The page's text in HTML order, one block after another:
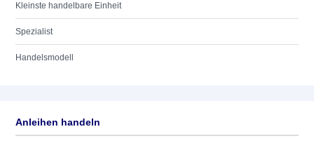
Kleinste handelbare Einheit
Spezialist
Handelsmodell
Anleihen handeln